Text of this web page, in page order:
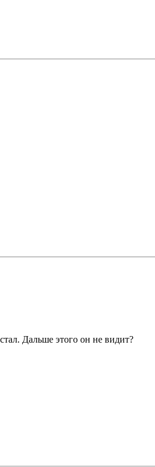
Дальше этого он не видит?